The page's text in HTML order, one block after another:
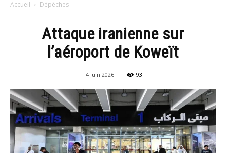
Accueil Dépêches
Attaque iranienne sur
l’aéroport de Koweït
4 juin 2026 93